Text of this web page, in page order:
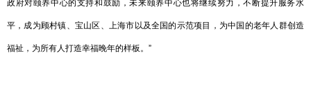
政府对颐养中心的支持和鼓励，未来颐养中心也将继续努力，不断提升服务水
平，成为顾村镇、宝山区、上海市以及全国的示范项目，为中国的老年人群创造
福祉，为所有人打造幸福晚年的样板。”